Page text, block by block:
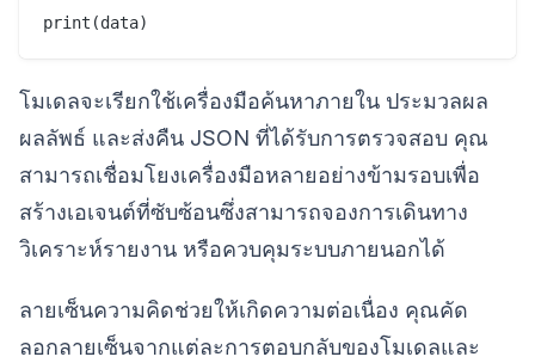
โมเดลจะเรียกใช้เครื่องมือค้นหาภายใน ประมวลผล
ผลลัพธ์ และส่งคืน JSON ที่ได้รับการตรวจสอบ คุณ
สามารถเชื่อมโยงเครื่องมือหลายอย่างข้ามรอบเพื่อ
สร้างเอเจนต์ที่ซับซ้อนซึ่งสามารถจองการเดินทาง
วิเคราะห์รายงาน หรือควบคุมระบบภายนอกได้
ลายเซ็นความคิดช่วยให้เกิดความต่อเนื่อง คุณคัด
ลอกลายเซ็นจากแต่ละการตอบกลับของโมเดลและ